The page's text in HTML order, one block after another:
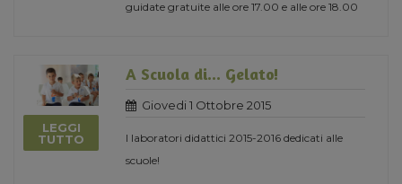
guidate gratuite alle ore 17.00 e alle ore 18.00
LEGGI
TUTTO
A Scuola di... Gelato!
Giovedi 1 Ottobre 2015
I laboratori didattici 2015-2016 dedicati alle
scuole!